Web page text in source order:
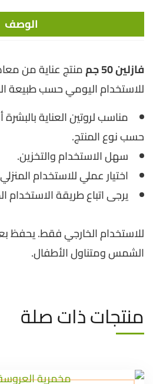
الوصف
فازلين 50 جم
منتج عناية من
للاستخدام اليومي حسب طبيعة
مناسب لروتين العناية
حسب نوع المنتج.
سهل الاستخدام والتخزين.
اختيار عملي للاستخدام
يرجى اتباع طريقة
للاستخدام الخارجي فقط. يحفظ
الشمس ومتناول الأطفال.
منتجات ذات صلة